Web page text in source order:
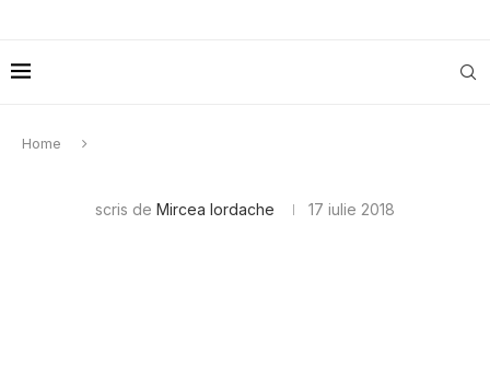
Home
scris de Mircea Iordache 17 iulie 2018